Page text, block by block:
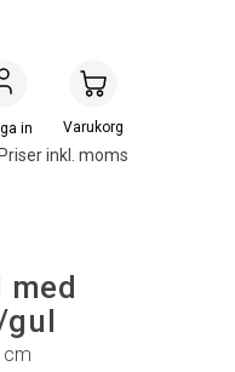
Priser inkl. moms
in Handlevogn
med
cm